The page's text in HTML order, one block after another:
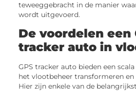
teweeggebracht in de manier
wordt uitgevoerd.
De voordelen een
tracker auto in
GPS tracker auto bieden een
het vlootbeheer transformeren
Hier zijn enkele van de